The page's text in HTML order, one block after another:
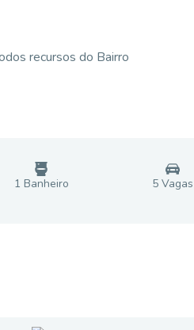
recursos do Bairro
1 Banheiro 5Vagas